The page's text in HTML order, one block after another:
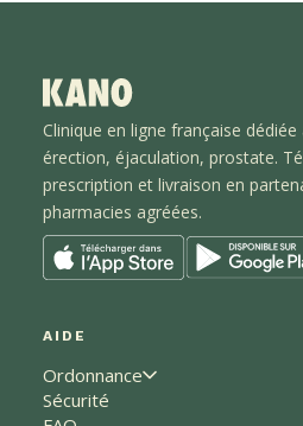
Clinique en ligne française
érection, éjaculation, prostate.
prescription et livraison en
pharmacies agréées.
AIDE
Ordonnance
Sécurité